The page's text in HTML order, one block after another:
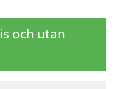
och utan